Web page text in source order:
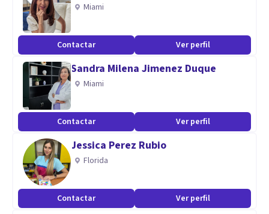
Miami
Contactar Ver perfil
Sandra Milena Jimenez Duque
Miami
Contactar Ver perfil
Jessica Perez Rubio
Florida
Contactar Ver perfil